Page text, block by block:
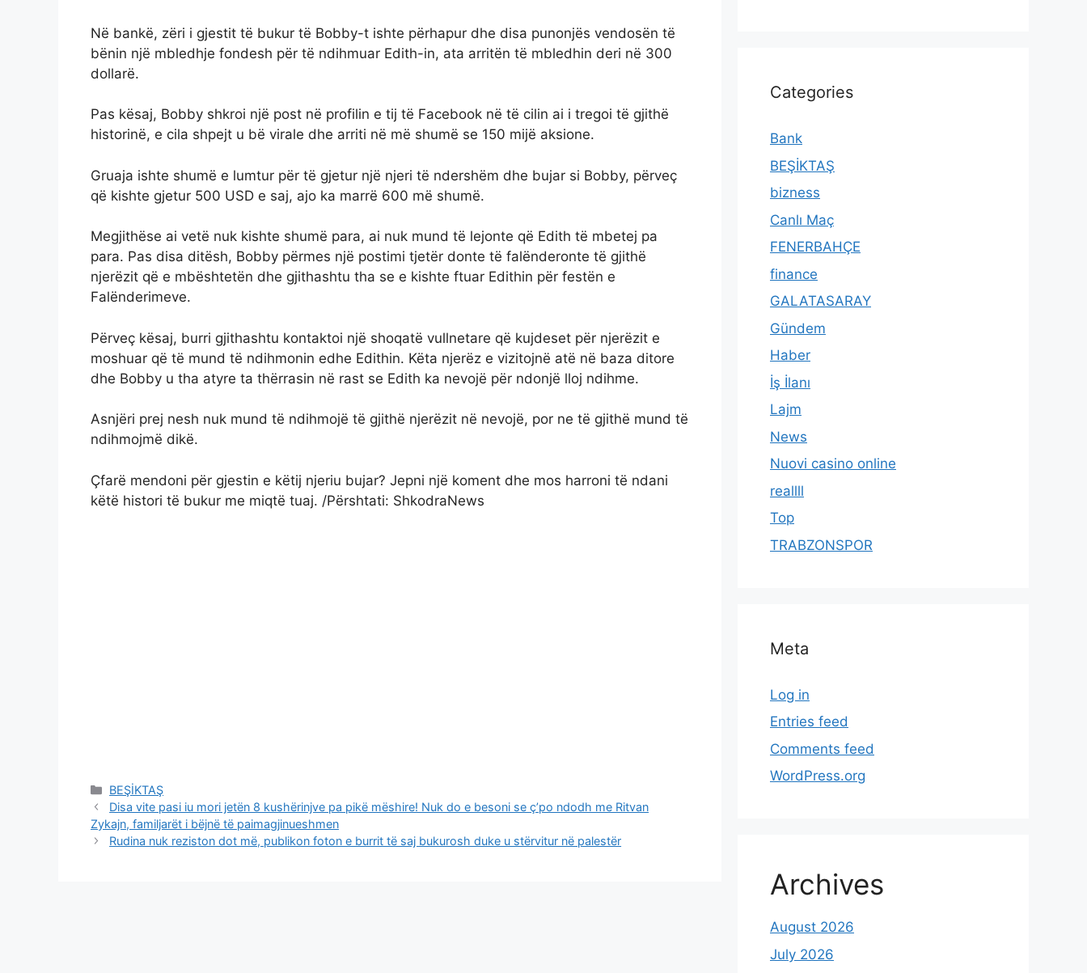
Në bankë, zëri i gjestit të bukur të Bobby-t ishte përhapur dhe disa punonjës vendosën të
bënin një mbledhje fondesh për të ndihmuar Edith-in, ata arritën të mbledhin deri në 300
dollarë.
Pas kësaj, Bobby shkroi një post në profilin e tij të Facebook në të cilin ai i tregoi të gjithë
historinë, e cila shpejt u bë virale dhe arriti në më shumë se 150 mijë aksione.
Gruaja ishte shumë e lumtur për të gjetur një njeri të ndershëm dhe bujar si Bobby, përveç
që kishte gjetur 500 USD e saj, ajo ka marrë 600 më shumë.
Megjithëse ai vetë nuk kishte shumë para, ai nuk mund të lejonte që Edith të mbetej pa
para. Pas disa ditësh, Bobby përmes një postimi tjetër donte të falënderonte të gjithë
njerëzit që e mbështetën dhe gjithashtu tha se e kishte ftuar Edithin për festën e
Falënderimeve.
Përveç kësaj, burri gjithashtu kontaktoi një shoqatë vullnetare që kujdeset për njerëzit e
moshuar që të mund të ndihmonin edhe Edithin. Këta njerëz e vizitojnë atë në baza ditore
dhe Bobby u tha atyre ta thërrasin në rast se Edith ka nevojë për ndonjë lloj ndihme.
Asnjëri prej nesh nuk mund të ndihmojë të gjithë njerëzit në nevojë, por ne të gjithë mund të
ndihmojmë dikë.
Çfarë mendoni për gjestin e këtij njeriu bujar? Jepni një koment dhe mos harroni të ndani
këtë histori të bukur me miqtë tuaj. /Përshtati: ShkodraNews
Categories
BEŞİKTAŞ
Disa vite pasi iu mori jetën 8 kushërinjve pa pikë mëshire! Nuk do e besoni se ç’po ndodh me Ritvan
Zykajn, familjarët i bëjnë të paimagjinueshmen
Rudina nuk reziston dot më, publikon foton e burrit të saj bukurosh duke u stërvitur në palestër
Categories
Bank
BEŞİKTAŞ
bizness
Canlı Maç
FENERBAHÇE
finance
GALATASARAY
Gündem
Haber
İş İlanı
Lajm
News
Nuovi casino online
reallll
Top
TRABZONSPOR
Meta
Log in
Entries feed
Comments feed
WordPress.org
Archives
August 2026
July 2026